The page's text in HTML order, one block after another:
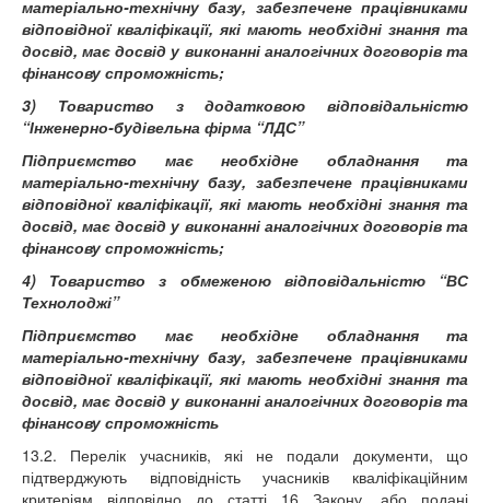
матеріально-технічну базу, забезпечене працівниками
відповідної кваліфікації, які мають необхідні знання та
досвід, має досвід у виконанні аналогічних договорів та
фінансову спроможність;
3) Товариство з додатковою відповідальністю
“Інженерно-будівельна фірма “ЛДС”
Підприємство має необхідне обладнання та
матеріально-технічну базу, забезпечене працівниками
відповідної кваліфікації, які мають необхідні знання та
досвід, має досвід у виконанні аналогічних договорів та
фінансову спроможність;
4) Товариство з обмеженою відповідальністю “ВС
Технолоджі”
Підприємство має необхідне обладнання та
матеріально-технічну базу, забезпечене працівниками
відповідної кваліфікації, які мають необхідні знання та
досвід, має досвід у виконанні аналогічних договорів та
фінансову спроможність
13.2. Перелік учасників, які не подали документи, що
підтверджують відповідність учасників кваліфікаційним
критеріям відповідно до статті 16 Закону, або подані